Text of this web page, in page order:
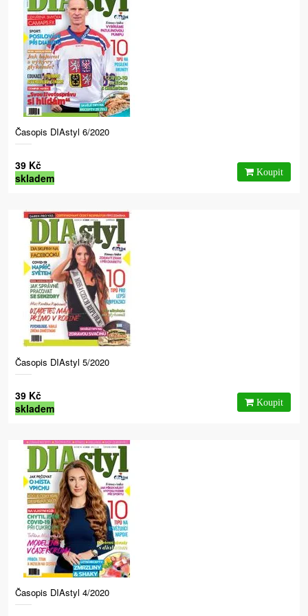
Časopis DIAstyl 6/2020
39 Kč
skladem
Časopis DIAstyl 5/2020
39 Kč
skladem
Časopis DIAstyl 4/2020